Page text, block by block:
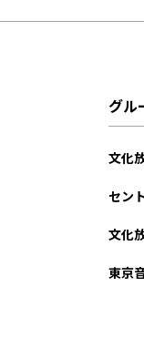
グル
文化
セン
文化
東京